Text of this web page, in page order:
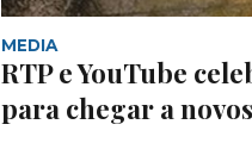
MEDIA
RTP e YouTube
para chegar a